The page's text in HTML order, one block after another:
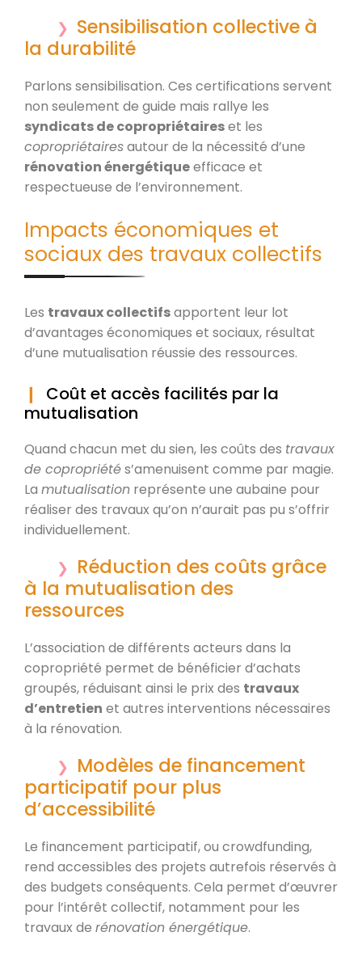
Sensibilisation collective à
la durabilité
Parlons sensibilisation. Ces certifications servent
non seulement de guide mais rallye les
syndicats de copropriétaireset les
copropriétairesautour de la nécessité d’une
rénovation énergétiqueefficace et
respectueuse de l’environnement.
Impacts économiques et
sociaux des travaux collectifs
Les travaux collectifsapportent leur lot
d’avantages économiques et sociaux, résultat
d’une mutualisation réussie des ressources.
Coût et accès facilités par la
mutualisation
Quand chacun met du sien, les coûts des travaux
de copropriétés’amenuisent comme par magie.
La mutualisation représente une aubaine pour
réaliser des travaux qu’on n’aurait pas pu s’offrir
individuellement.
Réduction des coûts grâce
à la mutualisation des
ressources
L’association de différents acteurs dans la
copropriété permet de bénéficier d’achats
groupés, réduisant ainsi le prix des travaux
d’entretien et autres interventions nécessaires
à la rénovation.
Modèles de financement
participatif pour plus
d’accessibilité
Le financement participatif, ou crowdfunding,
rend accessibles des projets autrefois réservés à
des budgets conséquents. Cela permet d’œuvrer
pour l’intérêt collectif, notamment pour les
travaux de rénovation énergétique.